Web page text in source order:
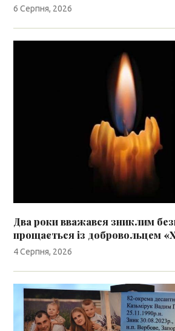
6 Серпня, 2026
Два роки вважався зниклим
прощається із добровольцем
4 Серпня, 2026